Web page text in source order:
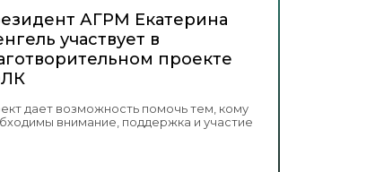
АГРМ Екатерина
участвует в
проекте
дает возможность помочь тем, кому
внимание, поддержка и участие